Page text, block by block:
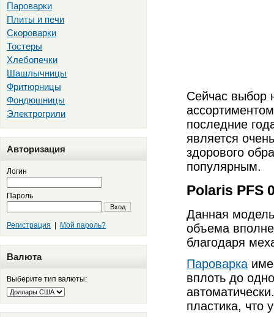
Пароварки
Плиты и печи
Скороварки
Тостеры
Хлебопечки
Шашлычницы
Фритюрницы
Фондюшницы
Электрогрили
Авторизация
Логин
Пароль
Вход
Регистрация Мой пароль?
Валюта
Выберите тип валюты:
Сейчас выбор
последние
является
здорового
популярным.
Polaris PFS
Данная
объема вполне
благодаря
Пароварка
вплоть до
пластика, что